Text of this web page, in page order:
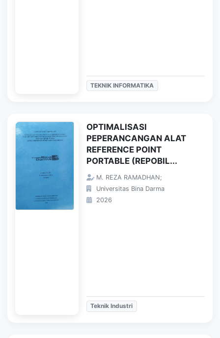
TEKNIK INFORMATIKA
OPTIMALISASI
PEPERANCANGAN ALAT
REFERENCE POINT
PORTABLE (REPOBIL...
M. REZA RAMADHAN;
Universitas Bina Darma
2026
Teknik Industri